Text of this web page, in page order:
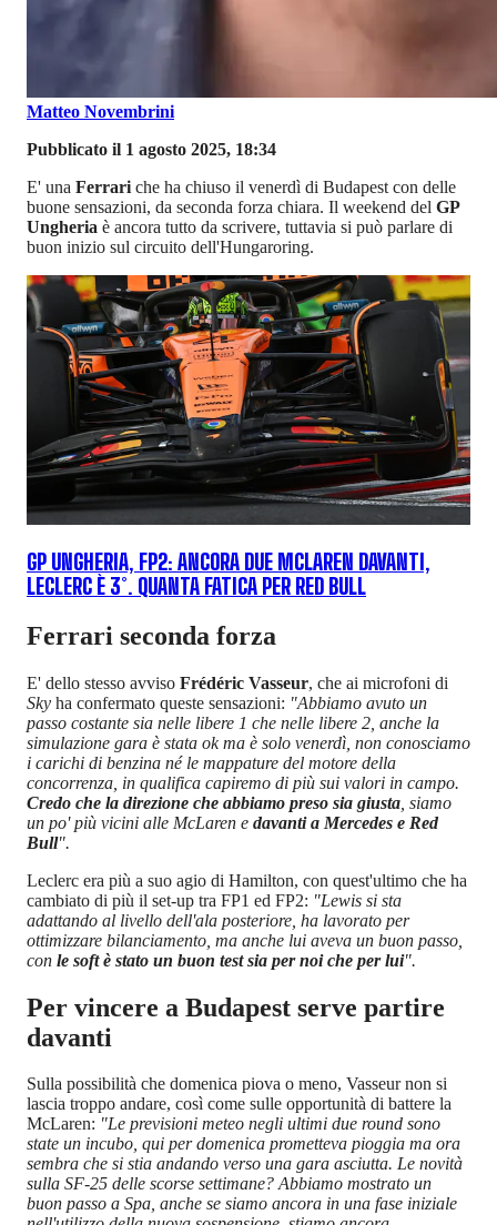
Matteo Novembrini
Pubblicato il 1 agosto 2025, 18:34
E' una Ferrari che ha chiuso il venerdì di Budapest con delle
buone sensazioni, da seconda forza chiara. Il weekend del GP
Ungheria è ancora tutto da scrivere, tuttavia si può parlare di
buon inizio sul circuito dell'Hungaroring.
GP UNGHERIA, FP2: ANCORA DUE MCLAREN DAVANTI,
LECLERC È 3°. QUANTA FATICA PER RED BULL
Ferrari seconda forza
E' dello stesso avviso Frédéric Vasseur, che ai microfoni di
Sky ha confermato queste sensazioni: "Abbiamo avuto un
passo costante sia nelle libere 1 che nelle libere 2, anche la
simulazione gara è stata ok ma è solo venerdì, non conosciamo
i carichi di benzina né le mappature del motore della
concorrenza, in qualifica capiremo di più sui valori in campo.
Credo che la direzione che abbiamo preso sia giusta , siamo
un po' più vicini alle McLaren e davanti a Mercedes e Red
Bull".
Leclerc era più a suo agio di Hamilton, con quest'ultimo che ha
cambiato di più il set-up tra FP1 ed FP2: "Lewis si sta
adattando al livello dell'ala posteriore, ha lavorato per
ottimizzare bilanciamento, ma anche lui aveva un buon passo,
con le soft è stato un buon test sia per noi che per lui".
Per vincere a Budapest serve partire
davanti
Sulla possibilità che domenica piova o meno, Vasseur non si
lascia troppo andare, così come sulle opportunità di battere la
McLaren: "Le previsioni meteo negli ultimi due round sono
state un incubo, qui per domenica prometteva pioggia ma ora
sembra che si stia andando verso una gara asciutta. Le novità
sulla SF-25 delle scorse settimane? Abbiamo mostrato un
buon passo a Spa, anche se siamo ancora in una fase iniziale